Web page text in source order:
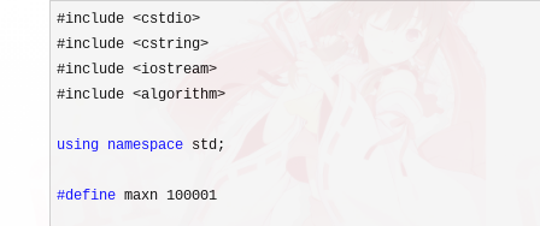
#include <cstdio>
#include <cstring>
#include <iostream>
#include <algorithm>
using namespace std;
#define maxn 100001